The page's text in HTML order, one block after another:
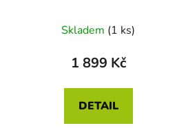
Skladem (1 ks)
1 899 Kč
DETAIL